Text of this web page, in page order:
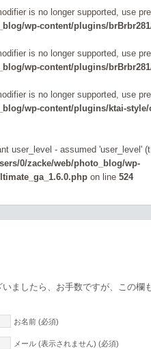
is no longer supported, use
wp-content/plugins/
is no longer supported, use
wp-content/plugins/
is no longer supported, use
wp-content/plugins/ktai-
user_level - assumed 'user_level'
0/zacke/web/photo_blog/wp-
on line 524
ましたら、お手数ですが、この欄
お名前 (必須)
メール (表示されません) (必須)